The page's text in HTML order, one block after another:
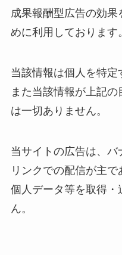
成果報酬型広告の効
めに利用しております。
当該情報は個人を特定
また当該情報が上記
は一切ありません。
当サイトの広告は、バ
リンクでの配信が主で
個人データ等を取得
ん。